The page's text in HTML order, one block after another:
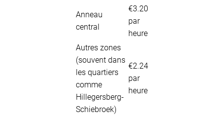
Anneau
central
€3.20
par
heure
Autres zones
(souvent dans
les quartiers
comme
Hillegersberg-
Schiebroek)
€2.24
par
heure